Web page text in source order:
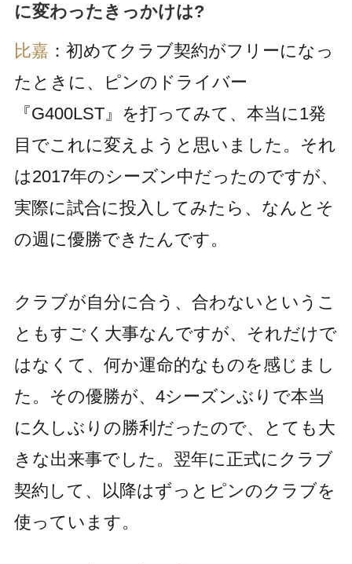
に変わったきっかけは?
比嘉 ：初めてクラブ契約がフリーになっ
たときに、ピンのドライバー
『G400LST』を打ってみて、本当に1発
目でこれに変えようと思いました。それ
は2017年のシーズン中だったのですが、
実際に試合に投入してみたら、なんとそ
の週に優勝できたんです。
クラブが自分に合う、合わないというこ
ともすごく大事なんですが、それだけで
はなくて、何か運命的なものを感じまし
た。その優勝が、4シーズンぶりで本当
に久しぶりの勝利だったので、とても大
きな出来事でした。翌年に正式にクラブ
契約して、以降はずっとピンのクラブを
使っています。